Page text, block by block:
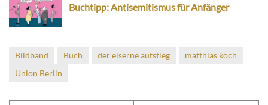
Buchtipp: Antisemitismus für Anfänger
Bildband Buch der eiserne aufstieg
matthias koch
Union Berlin